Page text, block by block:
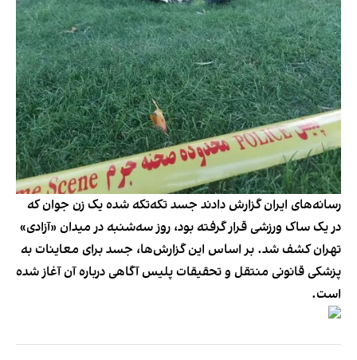
رسانه‌های ایران گزارش دادند جسد تکه‌تکه شده یک زن جوان که
در یک ساک ورزشی قرار گرفته بود، روز سه‌شنبه در میدان «آزادی»
تهران کشف شد. بر اساس این گزارش‌ها،‌ جسد برای معاینات به
پزشکی قانونی منتقل و تحقیقات پلیس آگاهی درباره آن آغاز شده
است.